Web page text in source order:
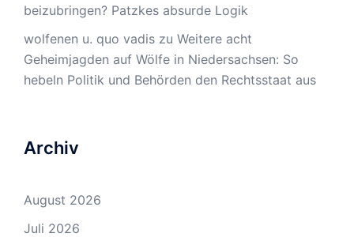
beizubringen? Patzkes absurde Logik
wolfenen u. quo vadis zu Weitere acht
Geheimjagden auf Wölfe in Niedersachsen: So
hebeln Politik und Behörden den Rechtsstaat aus
Archiv
August 2026
Juli 2026